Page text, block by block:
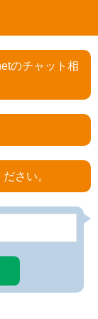
のチャット相
さい。